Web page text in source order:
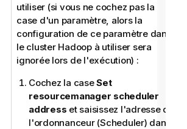
utiliser (si vous ne cochez pas la
case d'un paramètre, alors la
configuration de ce paramètre dans
le cluster Hadoop à utiliser sera
ignorée lors de l'exécution) :
Cochez la caseSet
resourcemanager scheduler
address et saisissez l'adresse de
l'ordonnanceur (Scheduler) dans